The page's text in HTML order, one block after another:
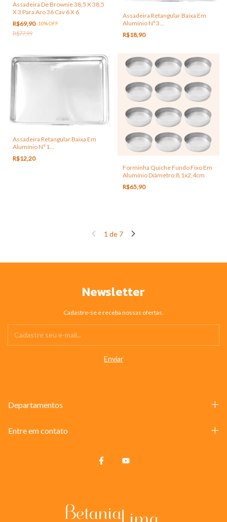
Assadeira De Brownie 38,5 X 38,5
X 3 Para Aro 36 Cav 6 X 6
R$69,90-10%OFF
R$77,99
Assadeira Retangular Baixa Em
Alumínio N°3
Medidas:35,7x25x4,0cm
R$18,90
Assadeira Retangular Baixa Em
Alumínio N°1
Medidas:28,5x18,7x3,8cm
R$12,20
Forminha Quiche Fundo Fixo Em
Alumínio Diâmetro:8,1x2,4cm
R$65,90
1 de 7
Newsletter
Cadastre-se e receba nossas ofertas.
Departamentos
Entre em contato